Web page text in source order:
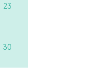
23
30